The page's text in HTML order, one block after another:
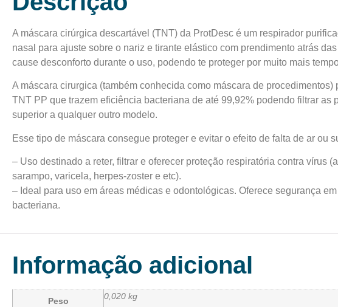
A máscara cirúrgica descartável (TNT) da ProtDesc é um respirador
nasal para ajuste sobre o nariz e tirante elástico com prendimento atrás
cause desconforto durante o uso, podendo te proteger por muito mais
A máscara cirurgica (também conhecida como máscara de
TNT PP que trazem eficiência bacteriana de até 99,92% podendo filtrar
superior a qualquer outro modelo.
Esse tipo de máscara consegue proteger e evitar o efeito de falta de ar ou
– Uso destinado a reter, filtrar e oferecer proteção respiratória contra
sarampo, varicela, herpes-zoster e etc).
– Ideal para uso em áreas médicas e odontológicas. Oferece segurança
bacteriana.
Informação adicional
Peso 0,020 kg